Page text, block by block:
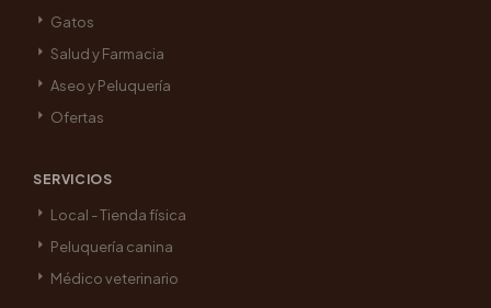
Gatos
Salud y Farmacia
Aseo y Peluquería
Ofertas
SERVICIOS
Local - Tienda física
Peluquería canina
Médico veterinario